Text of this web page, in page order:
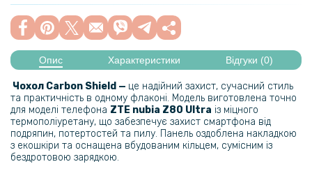
118 грн
139 грн
Захисне скло Tempered Glass 0.3mm для ZTE nubia Z80 Ultra
237 грн
279 грн
Чохол - накладка Fanoya для ZTE nubia Z80 Ultra 5G
Опис Характеристики Відгуки (0)
Чохол Carbon Shield — це надійний захист, сучасний стиль
та практичність в одному флаконі. Модель виготовлена точно
для моделі телефона ZTE nubia Z80 Ultra із міцного
термополіуретану, що забезпечує захист смартфона від
подряпин, потертостей та пилу. Панель оздоблена накладкою
з екошкіри та оснащена вбудованим кільцем, сумісним із
бездротовою зарядкою.